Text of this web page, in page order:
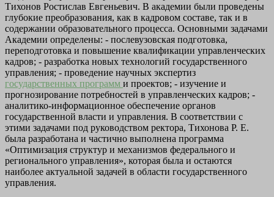
Тихонов Ростислав Евгеньевич. В академии были проведены
глубокие преобразования, как в кадровом составе, так и в
содержании образовательного процесса. Основными задачами
Академии определены: - послевузовская подготовка,
переподготовка и повышение квалификации управленческих
кадров; - разработка новых технологий государственного
управления; - проведение научных экспертиз
государственных программ и проектов; - изучение и
прогнозирование потребностей в управленческих кадров; -
аналитико-информационное обеспечение органов
государственной власти и управления. В соответствии с
этими задачами под руководством ректора, Тихонова Р. Е.
была разработана и частично выполнена программа
«Оптимизация структур и механизмов федерального и
регионального управления», которая была и остаются
наиболее актуальной задачей в области государственного
управления.